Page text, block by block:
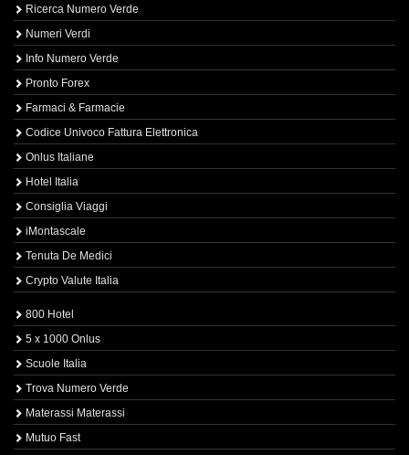
Ricerca Numero Verde
Numeri Verdi
Info Numero Verde
Pronto Forex
Farmaci & Farmacie
Codice Univoco Fattura Elettronica
Onlus Italiane
Hotel Italia
Consiglia Viaggi
iMontascale
Tenuta De Medici
Crypto Valute Italia
800 Hotel
5 x 1000 Onlus
Scuole Italia
Trova Numero Verde
Materassi Materassi
Mutuo Fast